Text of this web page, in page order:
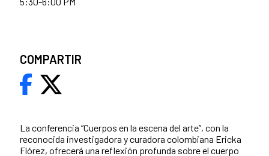
La conferencia “Cuerpos en la escena del arte”, con la
reconocida investigadora y curadora colombiana Ericka
Flórez, ofrecerá una reflexión profunda sobre el cuerpo
COMPARTIR